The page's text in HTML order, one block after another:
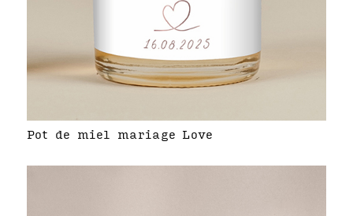
Pot de miel mariage Love